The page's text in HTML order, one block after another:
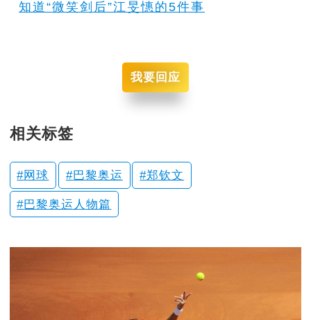
知道“微笑剑后”江旻憓的5件事
我要回应
相关标签
网球 巴黎奥运 郑钦文
巴黎奥运人物篇